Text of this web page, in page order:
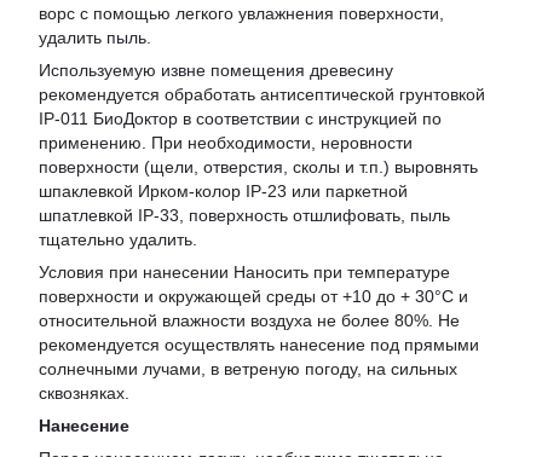
ворс с помощью легкого увлажнения поверхности,
удалить пыль.
Используемую извне помещения древесину
рекомендуется обработать антисептической грунтовкой
ІР-011 БиоДоктор в соответствии с инструкцией по
применению. При необходимости, неровности
поверхности (щели, отверстия, сколы и т.п.) выровнять
шпаклевкой Ирком-колор IP-23 или паркетной
шпатлевкой IP-33, поверхность отшлифовать, пыль
тщательно удалить.
Условия при нанесении Наносить при температуре
поверхности и окружающей среды от +10 до + 30°С и
относительной влажности воздуха не более 80%. Не
рекомендуется осуществлять нанесение под прямыми
солнечными лучами, в ветреную погоду, на сильных
сквозняках.
Нанесение